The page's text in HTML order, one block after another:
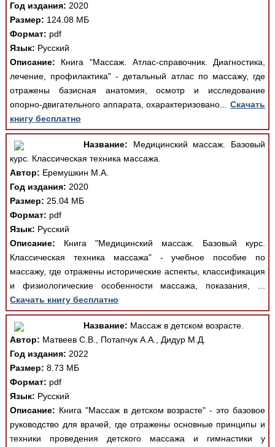
Год издания: 2020
Размер: 124.08 МБ
Формат: pdf
Язык: Русский
Описание: Книга "Массаж. Атлас-справочник. Диагностика,
лечение, профилактика" - детальный атлас по массажу, где
отражены базисная анатомия, осмотр и исследование
опорно-двигательного аппарата, охарактеризовано...Скачать
книгу бесплатно
Название: Медицинский массаж. Базовый
курс. Классическая техника массажа.
Автор: Еремушкин М.А.
Год издания: 2020
Размер: 25.04 МБ
Формат: pdf
Язык: Русский
Описание: Книга "Медицинский массаж. Базовый курс.
Классическая техника массажа" - учебное пособие по
массажу, где отражены исторические аспекты, классификация
и физиологические особенности массажа, показания, ...
Скачать книгу бесплатно
Название: Массаж в детском возрасте.
Автор: Матвеев С.В., Потапчук А.А., Дидур М.Д.
Год издания: 2022
Размер: 8.73 МБ
Формат: pdf
Язык: Русский
Описание: Книга "Массаж в детском возрасте" - это базовое
руководство для врачей, где отражены основные принципы и
техники проведения детского массажа и гимнастики у